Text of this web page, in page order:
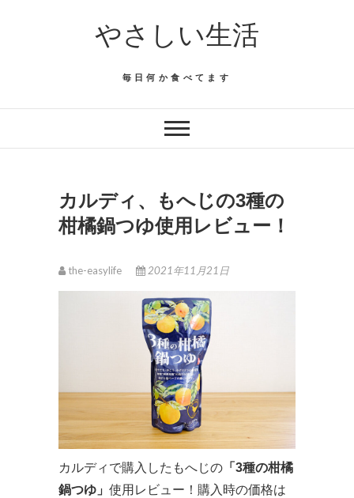
やさしい生活
毎日何か食べてます
カルディ、もへじの3種の
柑橘鍋つゆ使用レビュー！
the-easylife 2021年11月21日
カルディで購入したもへじの 「3種の柑橘
鍋つゆ」 使用レビュー！購入時の価格は